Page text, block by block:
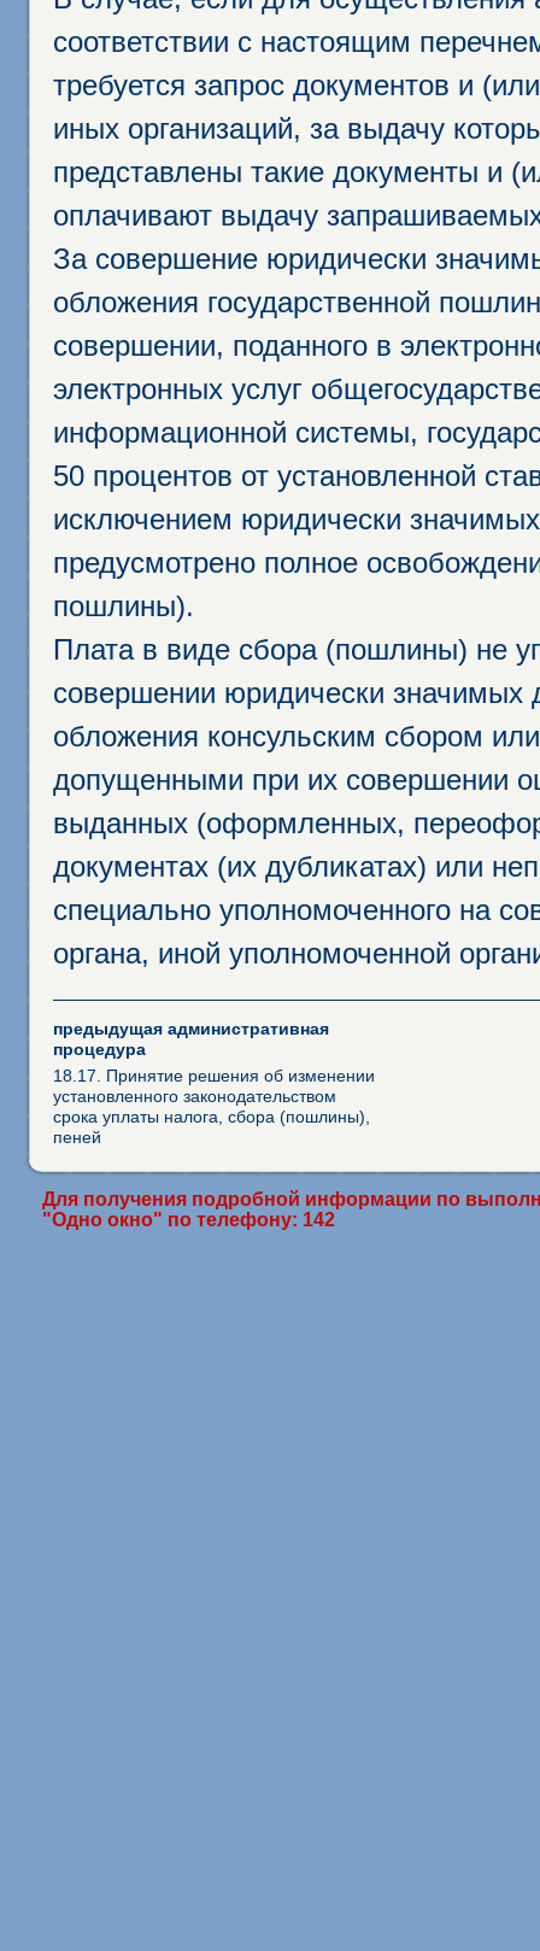
соответствии с настоящим
требуется запрос документов и
иных организаций, за выдачу
представлены такие документы и
оплачивают выдачу
За совершение юридически
обложения государственной
совершении, поданного в
электронных услуг
информационной системы,
50 процентов от установленной
исключением юридически
предусмотрено полное
пошлины).
Плата в виде сбора (пошлины) не
совершении юридически
обложения консульским сбором
допущенными при их совершении
выданных (оформленных,
документах (их дубликатах) или
специально уполномоченного на
органа, иной уполномоченной
предыдущая административная
процедура
18.17. Принятие решения об изменении
установленного законодательством
срока уплаты налога, сбора (пошлины),
пеней
Для получения подробной информации по
"Одно окно" по телефону: 142